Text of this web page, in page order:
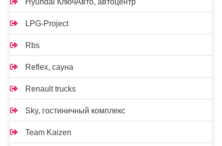
Hyundai КлючАвто, автоцентр
LPG-Project
Rbs
Reflex, сауна
Renault trucks
Sky, гостиничный комплекс
Team Kaizen